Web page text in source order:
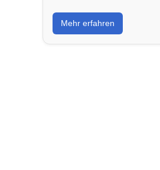
Mehr erfahren